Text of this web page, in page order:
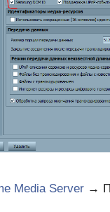
Media Server →